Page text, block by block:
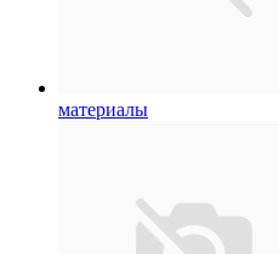
материалы